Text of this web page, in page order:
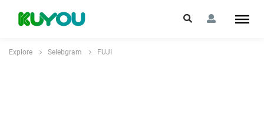
Explore Selebgram FUJI